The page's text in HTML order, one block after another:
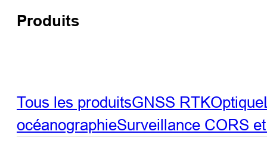
Produits
Tous les produitsGNSS RTKOptique
océanographieSurveillance CORS